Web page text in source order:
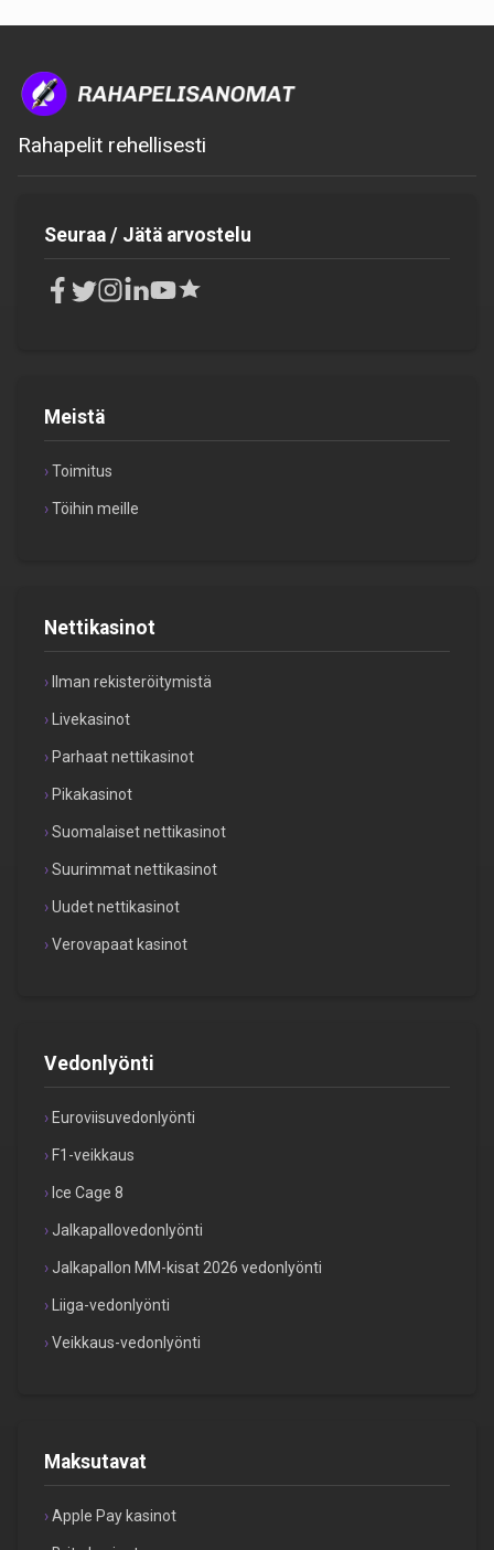
Rahapelit rehellisesti
Meistä
Toimitus
Töihin meille
Nettikasinot
Ilman rekisteröitymistä
Livekasinot
Parhaat nettikasinot
Pikakasinot
Suomalaiset nettikasinot
Suurimmat nettikasinot
Uudet nettikasinot
Verovapaat kasinot
Vedonlyönti
Euroviisuvedonlyönti
F1-veikkaus
Ice Cage 8
Jalkapallovedonlyönti
Jalkapallon MM-kisat 2026 vedonlyönti
Liiga-vedonlyönti
Veikkaus-vedonlyönti
Maksutavat
Apple Pay kasinot
Seuraa / Jätä arvostelu